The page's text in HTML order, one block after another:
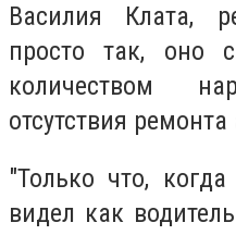
Василия Клата,
просто так, оно
количеством
отсутствия ремонта
"Только что,
видел как